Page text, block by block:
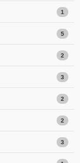
1
5
2
3
2
2
3